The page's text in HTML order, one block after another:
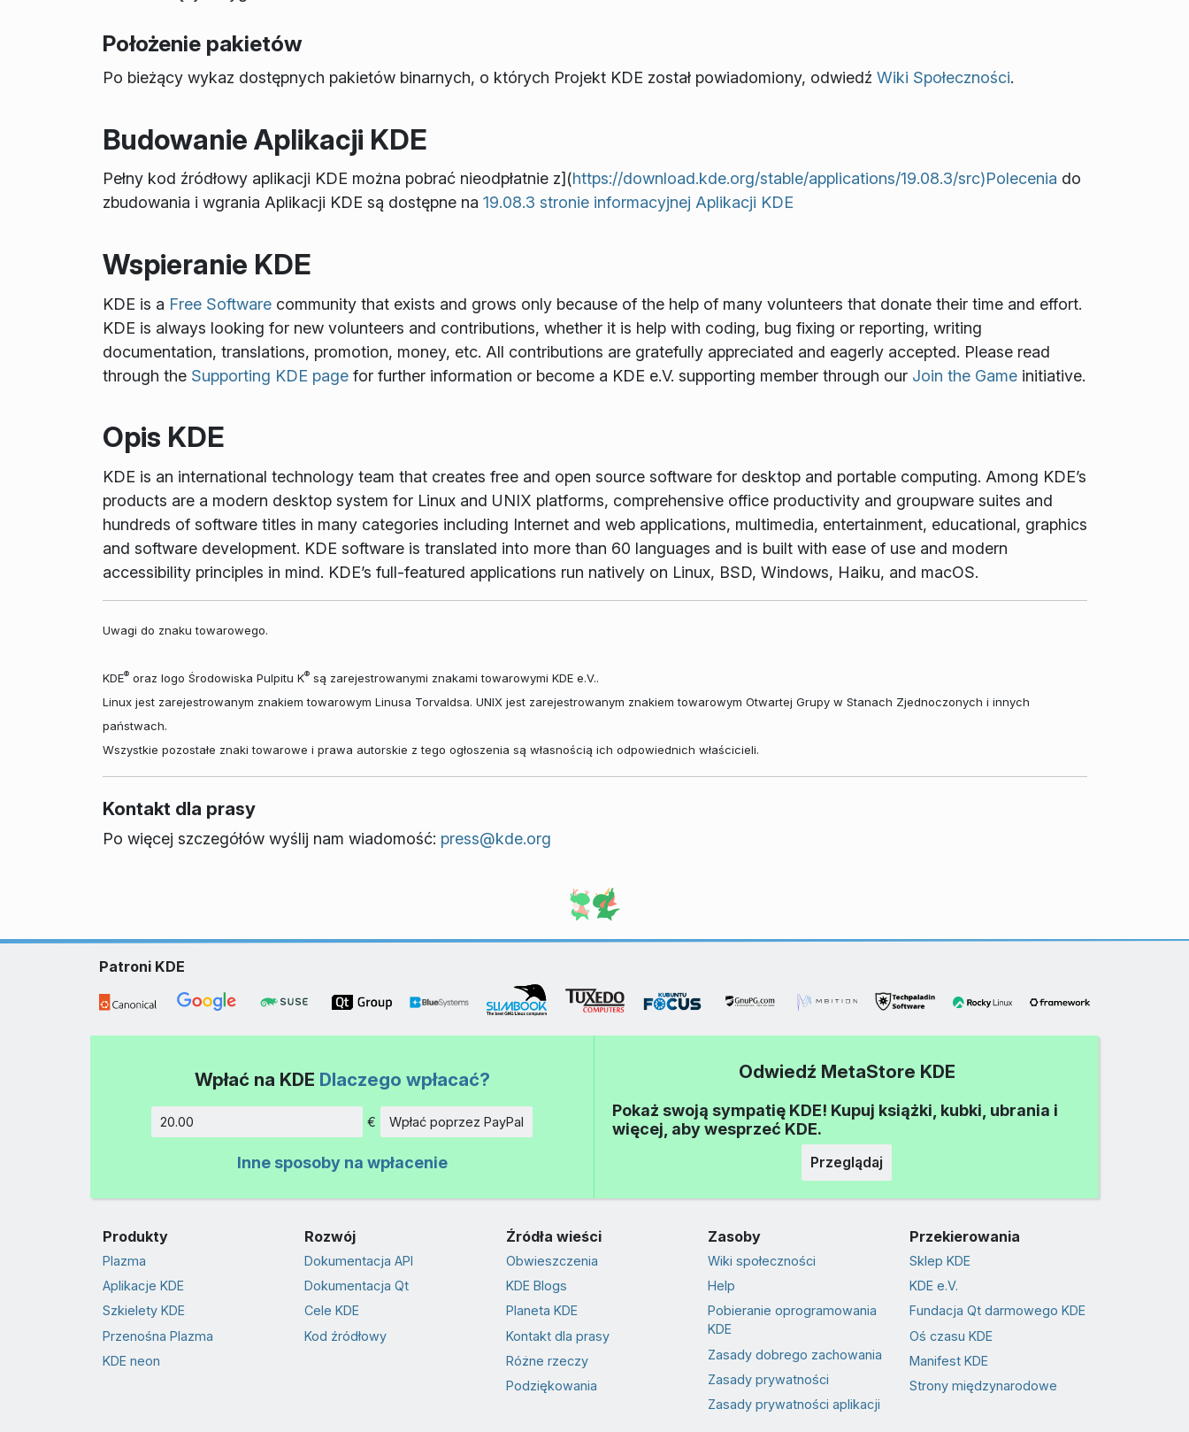
Położenie pakietów
Po bieżący wykaz dostępnych pakietów binarnych, o których Projekt KDE został powiadomiony, odwiedź Wiki Społeczności.
Budowanie Aplikacji KDE
Pełny kod źródłowy aplikacji KDE można pobrać nieodpłatnie z](https://download.kde.org/stable/applications/19.08.3/src)Polecenia do
zbudowania i wgrania Aplikacji KDE są dostępne na 19.08.3 stronie informacyjnej Aplikacji KDE
Wspieranie KDE
KDE is a Free Softwarecommunity that exists and grows only because of the help of many volunteers that donate their time and effort.
KDE is always looking for new volunteers and contributions, whether it is help with coding, bug fixing or reporting, writing
documentation, translations, promotion, money, etc. All contributions are gratefully appreciated and eagerly accepted. Please read
through the Supporting KDE pagefor further information or become a KDE e.V. supporting member through our Join the Gameinitiative.
Opis KDE
KDE is an international technology team that creates free and open source software for desktop and portable computing. Among KDE’s
products are a modern desktop system for Linux and UNIX platforms, comprehensive office productivity and groupware suites and
hundreds of software titles in many categories including Internet and web applications, multimedia, entertainment, educational, graphics
and software development. KDE software is translated into more than 60 languages and is built with ease of use and modern
accessibility principles in mind. KDE’s full-featured applications run natively on Linux, BSD, Windows, Haiku, and macOS.
Uwagi do znaku towarowego.
KDE®oraz logo Środowiska Pulpitu K®są zarejestrowanymi znakami towarowymi KDE e.V..
Linux jest zarejestrowanym znakiem towarowym Linusa Torvaldsa. UNIX jest zarejestrowanym znakiem towarowym Otwartej Grupy w Stanach Zjednoczonych i innych
państwach.
Wszystkie pozostałe znaki towarowe i prawa autorskie z tego ogłoszenia są własnością ich odpowiednich właścicieli.
Kontakt dla prasy
Po więcej szczegółów wyślij nam wiadomość: press@kde.org
Patroni KDE
Wpłać na KDE Dlaczego wpłacać?
Kwota
€ Wpłać poprzez PayPal
Inne sposoby na wpłacenie
Odwiedź MetaStore KDE
Pokaż swoją sympatię KDE! Kupuj książki, kubki, ubrania i
więcej, aby wesprzeć KDE.
Przeglądaj
Produkty
Plazma
Aplikacje KDE
Szkielety KDE
Przenośna Plazma
KDE neon
Rozwój
Dokumentacja API
Dokumentacja Qt
Cele KDE
Kod źródłowy
Źródła wieści
Obwieszczenia
KDE Blogs
Planeta KDE
Kontakt dla prasy
Różne rzeczy
Podziękowania
Zasoby
Wiki społeczności
Help
Pobieranie oprogramowania
KDE
Zasady dobrego zachowania
Zasady prywatności
Zasady prywatności aplikacji
Przekierowania
Sklep KDE
KDE e.V.
Fundacja Qt darmowego KDE
Oś czasu KDE
Manifest KDE
Strony międzynarodowe